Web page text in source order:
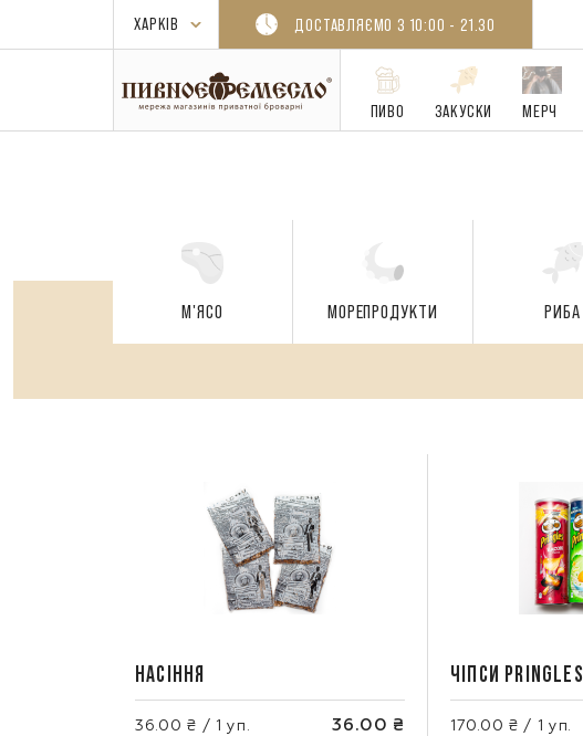
ДОСТАВЛЯЄМО З 10:00 - 21.30
ПИВО ЗАКУСКИ МЕРЧ
М'ЯСО МОРЕПРОДУКТИ РИБА
НАСІННЯ
36.00 ₴ / 1 уп. 36.00 ₴
ЧІПСИ PRINGLES
170.00 ₴ / 1 уп.